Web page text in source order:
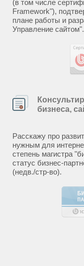
(в том числе
Framework"),
плане работы и
Управление сайтом".
бизнеса,
Расскажу про
нужным для
степень магистра
статус бизнес-
(недв./стр-во).